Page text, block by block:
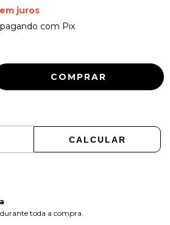
juros
com Pix
CALCULAR
toda a compra.